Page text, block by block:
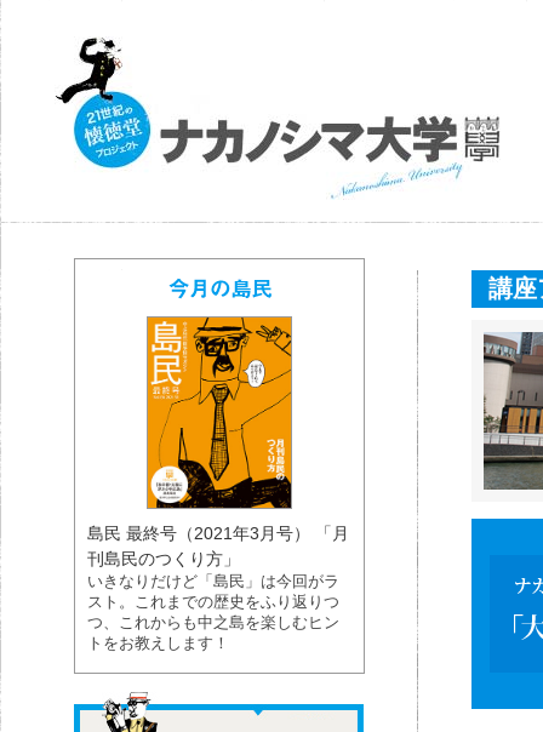
講座
島民 最終号（2021年3月号） 「月
刊島民のつくり方」
いきなりだけど「島民」は今回がラ
スト。これまでの歴史をふり返りつ
つ、これからも中之島を楽しむヒン
トをお教えします！